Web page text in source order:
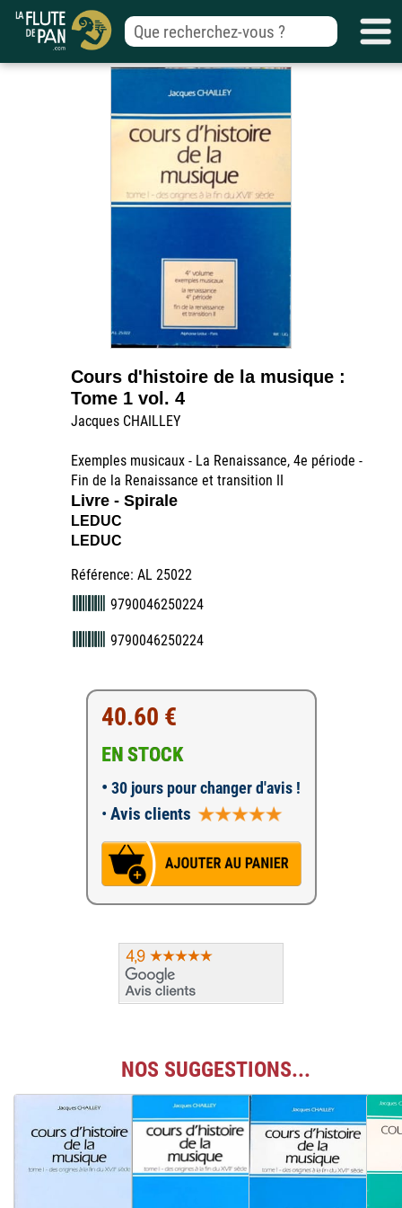
Cours d'histoire de la musique :
Tome 1 vol. 4
Jacques CHAILLEY
Exemples musicaux - La Renaissance, 4e période -
Fin de la Renaissance et transition II
Livre - Spirale
LEDUC
LEDUC
Référence: AL 25022
9790046250224
9790046250224
40.60 €
EN STOCK
• 30 jours pour changer d'avis !
• Avis clients
NOS SUGGESTIONS...